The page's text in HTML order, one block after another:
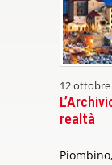
12 ottobre
realtà